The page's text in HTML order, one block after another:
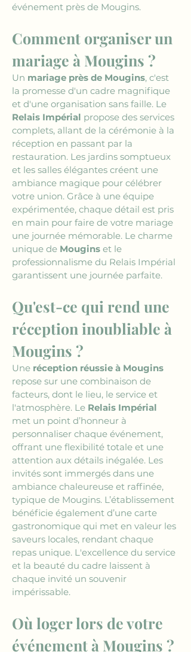
événement près de Mougins.
Comment organiser un
mariage à Mougins ?
Un mariage près de Mougins, c'est
la promesse d'un cadre magnifique
et d'une organisation sans faille. Le
Relais Impérial propose des services
complets, allant de la cérémonie à la
réception en passant par la
restauration. Les jardins somptueux
et les salles élégantes créent une
ambiance magique pour célébrer
votre union. Grâce à une équipe
expérimentée, chaque détail est pris
en main pour faire de votre mariage
une journée mémorable. Le charme
unique de Mougins et le
professionnalisme du Relais Impérial
garantissent une journée parfaite.
Qu'est-ce qui rend une
réception inoubliable à
Mougins ?
Une réception réussie à Mougins
repose sur une combinaison de
facteurs, dont le lieu, le service et
l'atmosphère. Le Relais Impérial
met un point d’honneur à
personnaliser chaque événement,
offrant une flexibilité totale et une
attention aux détails inégalée. Les
invités sont immergés dans une
ambiance chaleureuse et raffinée,
typique de Mougins. L’établissement
bénéficie également d’une carte
gastronomique qui met en valeur les
saveurs locales, rendant chaque
repas unique. L'excellence du service
et la beauté du cadre laissent à
chaque invité un souvenir
impérissable.
Où loger lors de votre
événement à Mougins ?